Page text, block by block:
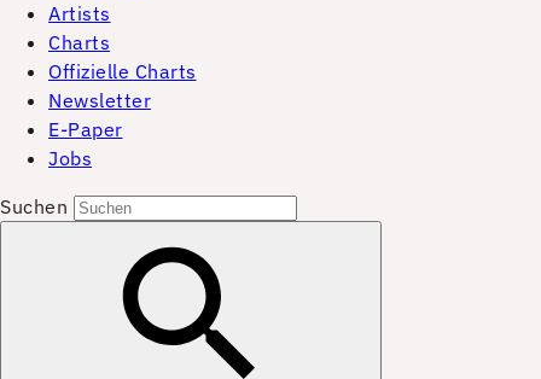
Artists
Charts
Offizielle Charts
Newsletter
E-Paper
Jobs
Suchen